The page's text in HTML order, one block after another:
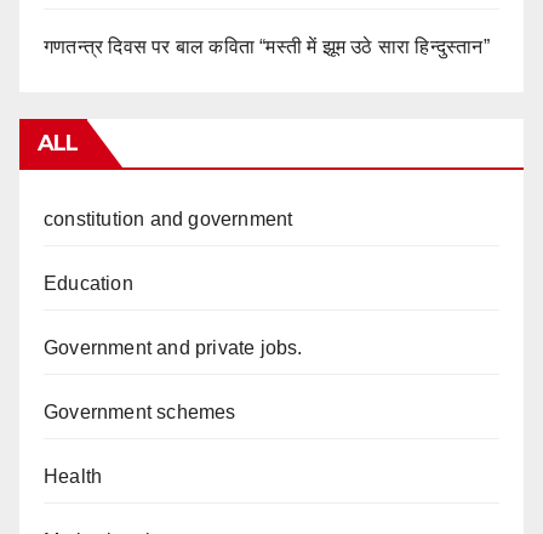
गणतन्त्र दिवस पर बाल कविता “मस्ती में झूम उठे सारा हिन्दुस्तान”
ALL
constitution and government
Education
Government and private jobs.
Government schemes
Health